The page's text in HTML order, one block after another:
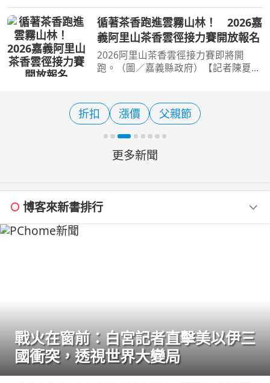
「2026台東最美星空音樂會」成功場
將於8月8日晚間登場，雖然原本規劃在
三仙台沙灘舉辦，但因日前接連受
循著茶香跑進雲霧山林！ 2026嘉
義阿里山茶香雲徑接力賽開放報名
2026阿里山茶香雲徑接力賽即將開
跑。（圖／嘉義縣政府）【記者陳夏恩
刻安排旅行的理由。嘉義縣推出全新升
級的「2026阿里山茶香雲徑
折扣 漲價 父親節
更多新聞
博客來新書排行
戰火在窗前：白宮記者直擊美以伊三
國衝突，透視世界大變局